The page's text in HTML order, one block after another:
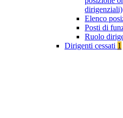
dirigenziali)
Elenco
Posti di
Ruolo
Dirigenti cessati 1